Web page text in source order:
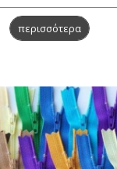
περισσότερα